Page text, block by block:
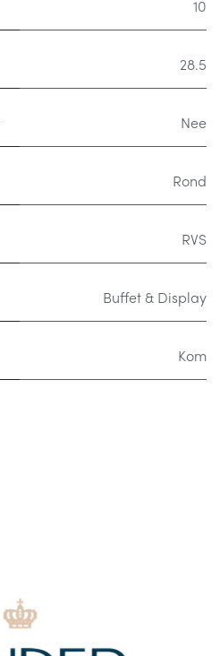
10
28.5
Nee
Rond
RVS
Buffet & Display
Kom